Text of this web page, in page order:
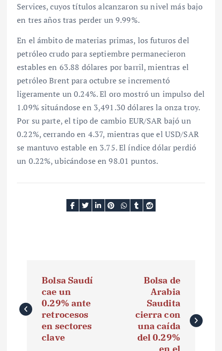
Services, cuyos títulos alcanzaron su nivel más bajo
en tres años tras perder un 9.99%.
En el ámbito de materias primas, los futuros del
petróleo crudo para septiembre permanecieron
estables en 63.88 dólares por barril, mientras el
petróleo Brent para octubre se incrementó
ligeramente un 0.24%. El oro mostró un impulso del
1.09% situándose en 3,491.30 dólares la onza troy.
Por su parte, el tipo de cambio EUR/SAR bajó un
0.22%, cerrando en 4.37, mientras que el USD/SAR
se mantuvo estable en 3.75. El índice dólar perdió
un 0.22%, ubicándose en 98.01 puntos.
v
Bolsa Saudí
cae un
0.29% ante
retrocesos
en sectores
clave
Bolsa de
Arabia
Saudita
cierra con
una caída
del 0.29%